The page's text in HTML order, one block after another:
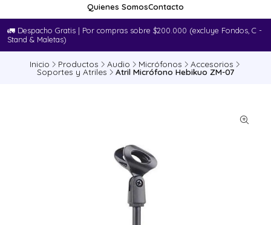
Quienes SomosContacto
🚛​ Despacho Gratis | Por compras sobre $200.000 (excluye Fondos, C -
Stand & Maletas)
Inicio Productos Audio Micrófonos Accesorios
Soportes y Atriles Atril Micrófono Hebikuo ZM-07